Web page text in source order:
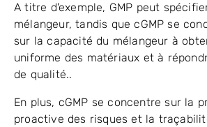
A titre d'exemple, GMP peut
mélangeur, tandis que cGMP se
sur la capacité du mélangeur à
uniforme des matériaux et à
de qualité..
En plus, cGMP se concentre sur la
proactive des risques et la